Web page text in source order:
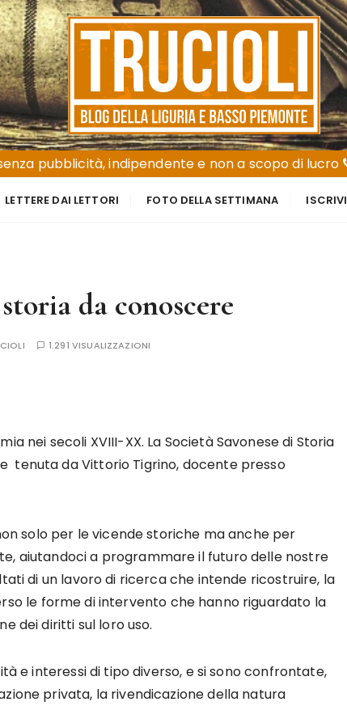
pubblicità, indipendente e non a scopo di lucro
LETTERE DAI LETTORI FOTO DELLA SETTIMANA
da conoscere
1.291 VISUALIZZAZIONI
nei secoli XVIII-XX. La Società Savonese di Storia
tenuta da Vittorio Tigrino, docente presso
solo per le vicende storiche ma anche per
aiutandoci a programmare il futuro delle nostre
di un lavoro di ricerca che intende ricostruire, la
le forme di intervento che hanno riguardato la
dei diritti sul loro uso.
e interessi di tipo diverso, e si sono confrontate,
privata, la rivendicazione della natura